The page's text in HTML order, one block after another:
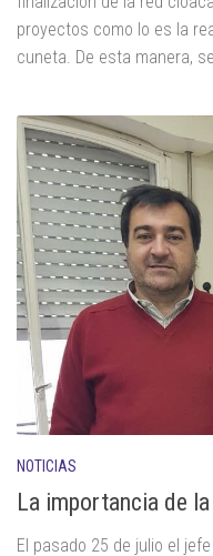
proyectos como lo es la
cuneta. De esta manera,
NOTICIAS
La importancia de
El pasado 25 de julio el